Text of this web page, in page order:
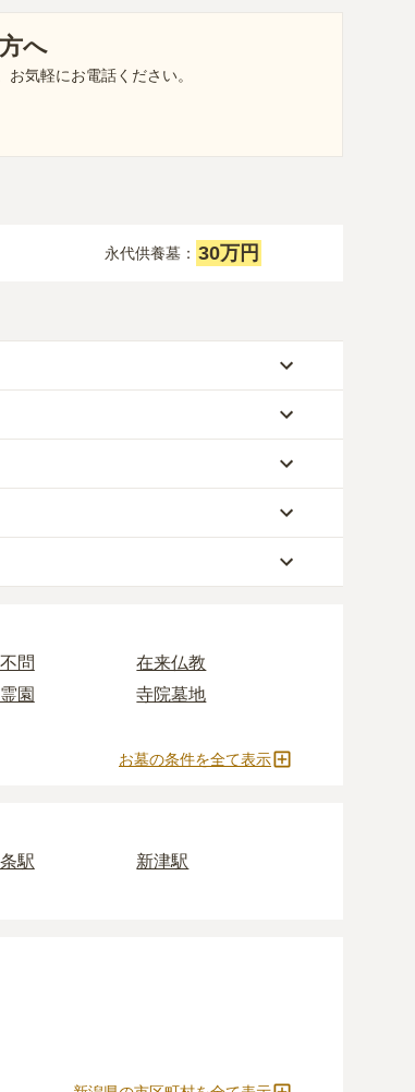
へ
気軽にお電話ください。
永代供養墓： 30万円
円、永代供養墓が約30万円
主な費用となります。
料のみかかります。
施、会食などの費用がかかりま
。
りを取るまで確定しません。
め、費用が安く設定されていま
でいるなどが挙げられます。
前の確認が重要です。
お問い合わせください。
問
在来仏教
園
寺院墓地
お墓の条件を全て表示
駅
新津駅